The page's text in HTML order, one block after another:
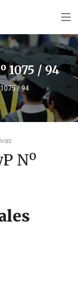
1075 / 94
/ 94
Nº